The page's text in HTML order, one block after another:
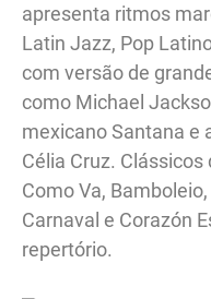
apresenta ritmos
Latin Jazz, Pop
com versão de
como Michael
mexicano Santana e
Célia Cruz.
Como Va,
Carnaval e Corazón
repertório.